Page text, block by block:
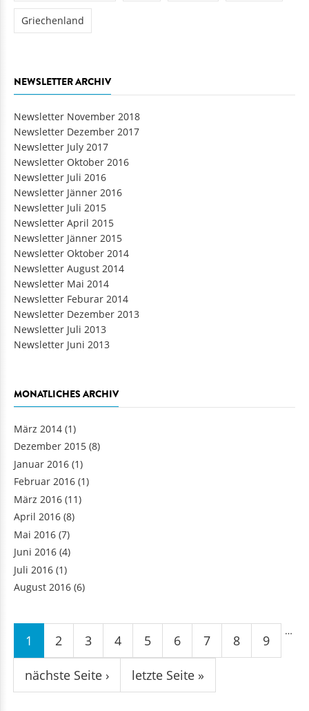
Griechenland
NEWSLETTER ARCHIV
Newsletter November 2018
Newsletter Dezember 2017
Newsletter July 2017
Newsletter Oktober 2016
Newsletter Juli 2016
Newsletter Jänner 2016
Newsletter Juli 2015
Newsletter April 2015
Newsletter Jänner 2015
Newsletter Oktober 2014
Newsletter August 2014
Newsletter Mai 2014
Newsletter Feburar 2014
Newsletter Dezember 2013
Newsletter Juli 2013
Newsletter Juni 2013
MONATLICHES ARCHIV
März 2014 (1)
Dezember 2015 (8)
Januar 2016 (1)
Februar 2016 (1)
März 2016 (11)
April 2016 (8)
Mai 2016 (7)
Juni 2016 (4)
Juli 2016 (1)
August 2016 (6)
Seiten
1 2 3 4 5 6 7 8 9
…
nächste Seite › letzte Seite »